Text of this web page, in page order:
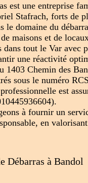
est une entreprise
Stafrach, forts de
le domaine du
maisons et de
dans tout le Var avec
une réactivité
1403 Chemin des
sous le numéro
est
à fournir un
en
Débarras à Bandol